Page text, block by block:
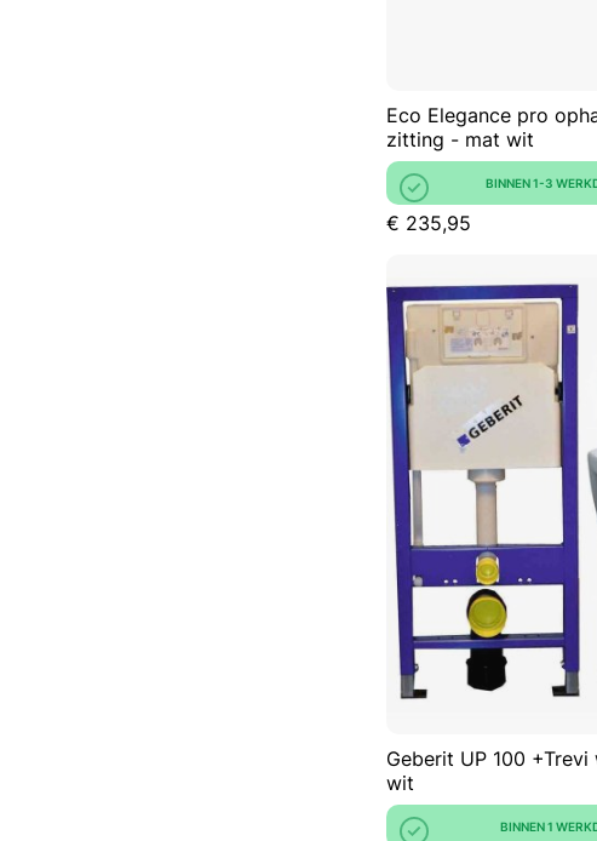
Eco Elegance pro
zitting - mat wit
BINNEN 1-3
€ 235,95
Geberit UP 100
wit
BINNEN 1